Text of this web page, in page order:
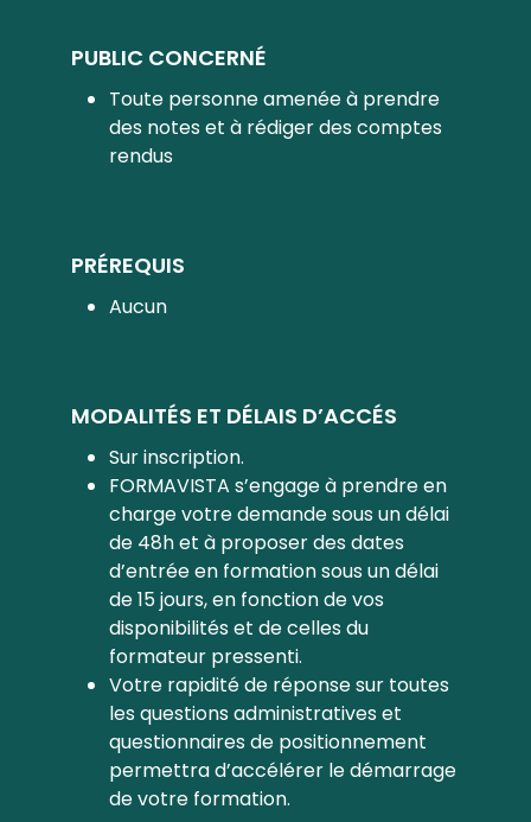
PUBLIC CONCERNÉ
Toute personne amenée à prendre
des notes et à rédiger des comptes
rendus
PRÉREQUIS
Aucun
MODALITÉS ET DÉLAIS D’ACCÉS
Sur inscription.
FORMAVISTA s’engage à prendre en
charge votre demande sous un délai
de 48h et à proposer des dates
d’entrée en formation sous un délai
de 15 jours, en fonction de vos
disponibilités et de celles du
formateur pressenti.
Votre rapidité de réponse sur toutes
les questions administratives et
questionnaires de positionnement
permettra d’accélérer le démarrage
de votre formation.